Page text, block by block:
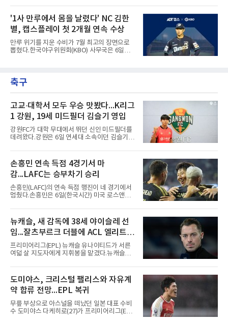
10위 이내 선수끼리 이런 공방을 벌인 사례는 처
음이다.흐름은 크로암스트롱
뒤 야외 달리기와 상체 저항 운동으로 훈련 강도
를 높여도 된다는 허가를 받았다고 전했다.저지
는 이날 뉴욕 양키스타디움에서 열린 세인트루
이스 카디널스전을 앞두고 야구 장비를 착용한
채 스트레칭과 조깅, 저항 밴드 훈련을 소화했
다. 아메리칸리그 최우수선수(MVP) 3회 수상자
인 그가 부상 이후 야외 달리기에 나선 것은 처음
는 것이 계획이었고 올해를 접겠다고 생각한 적
은 없다고 말했다.이탈은
'1사 만루에서 몸을 날렸다' NC 김한
별, 캡스플레이 첫 2개월 연속 수상
만루 위기를 지운 수비가 7월 최고의 장면으로
뽑혔다.한국야구위원회(KBO) 사무국은 6일
이 상 제정 이래 첫 사례다.ADT캡스가 KBO와
함께 시상하는 이 상은 공식 기록위원이 승리 확
최고점을 받은 수비 장면에 준다.수상 장면은 지
난달 23일 서울 잠실구장에서 나왔다. NC가 7-5
로 앞선 8회말 1사 만루에서 김한별은 LG 트윈
스 오지환의 강한 타구에 몸을 날려 막아낸 뒤 유
격수 김주원에게 연결했다. 김주원이 1루수 블
레인에게 던지며 4-6-3 병살타가 완
축구
고교·대학서 모두 우승 맛봤다...K리그
1 강원, 19세 미드필더 김슬기 영입
강원FC가 대학 무대에서 뛰던 신인 미드필더를
데려왔다.강원은 6일 연세대 소속이던 김슬기
조건을 갖췄다.이력은 우승으로 채워져 있다. 수
원고 시절 주축으로 활약하며 지난해 전국고등
리그와 추계전국고등대회 우승에 기여했고, 올
해 연세대 진학 후에는 춘계한산대첩기대학대회
정상에 올랐다. 2024년에는 17세 이하(U-17) 대
표팀 훈련에도 소집됐다.김슬기는 입단하게 돼
기쁘고 영광이라며 프로 무대에서도 성장해 팀
손흥민 연속 득점 4경기서 마
감...LAFC는 승부차기 승리
손흥민(LAFC)의 연속 득점 행진이 네 경기에서
멈췄다.손흥민은 6일(한국시간) 미국 로스앤젤
컵 리그 페이즈 1차전 치바스 과달라하라(멕시
코)전에 선발 출전했으나 공격포인트 없이 후반
41분 타일러 보이드와 교체됐다. 이날 골을 넣었
다면 공식전 5경기 연속 득점이었다. 다만 메이
저리그사커(MLS)에서 이어온 4경기 연속골 기
록은 유지된다.경기는 팽팽했다. 전반 38분 다비
드 마르티네스의 땅볼 크로스를 드니 부앙가가
으로 골대 오른쪽 하단을 찔러 균형을 맞췄다.승
부는 승부차기로 갈렸다. LAFC는
뉴캐슬, 새 감독에 38세 야이슬레 선
임...잘츠부르크 더블에 ACL 엘리트 2
연패 경력
프리미어리그(EPL) 뉴캐슬 유나이티드가 서른
여덟 살 지도자에게 지휘봉을 맡겼다.뉴캐슬은
임을 발표했다. 그는 스페인 라망가에서 진행 중
인 프리시즌 캠프에 곧바로 합류했다. 구단은 유
럽 축구계에서 가장 촉망받는 젊은 감독을 데려
왔다고 밝혔다.이력은 이른 나이에 쌓였다. 서른
셋이던 2021년 오스트리아 레드불 잘츠부르크
사령탑에 올라 첫 시즌 리그와 컵대회를 동시에
제패했고, 구단 역사상 처음으로 팀을 유럽축구
도미야스, 크리스털 팰리스와 자유계
약 합류 전망...EPL 복귀
무릎 부상으로 아스널을 떠났던 일본 대표 수비
수 도미야스 다케히로(27)가 프리미어리그(EPL)